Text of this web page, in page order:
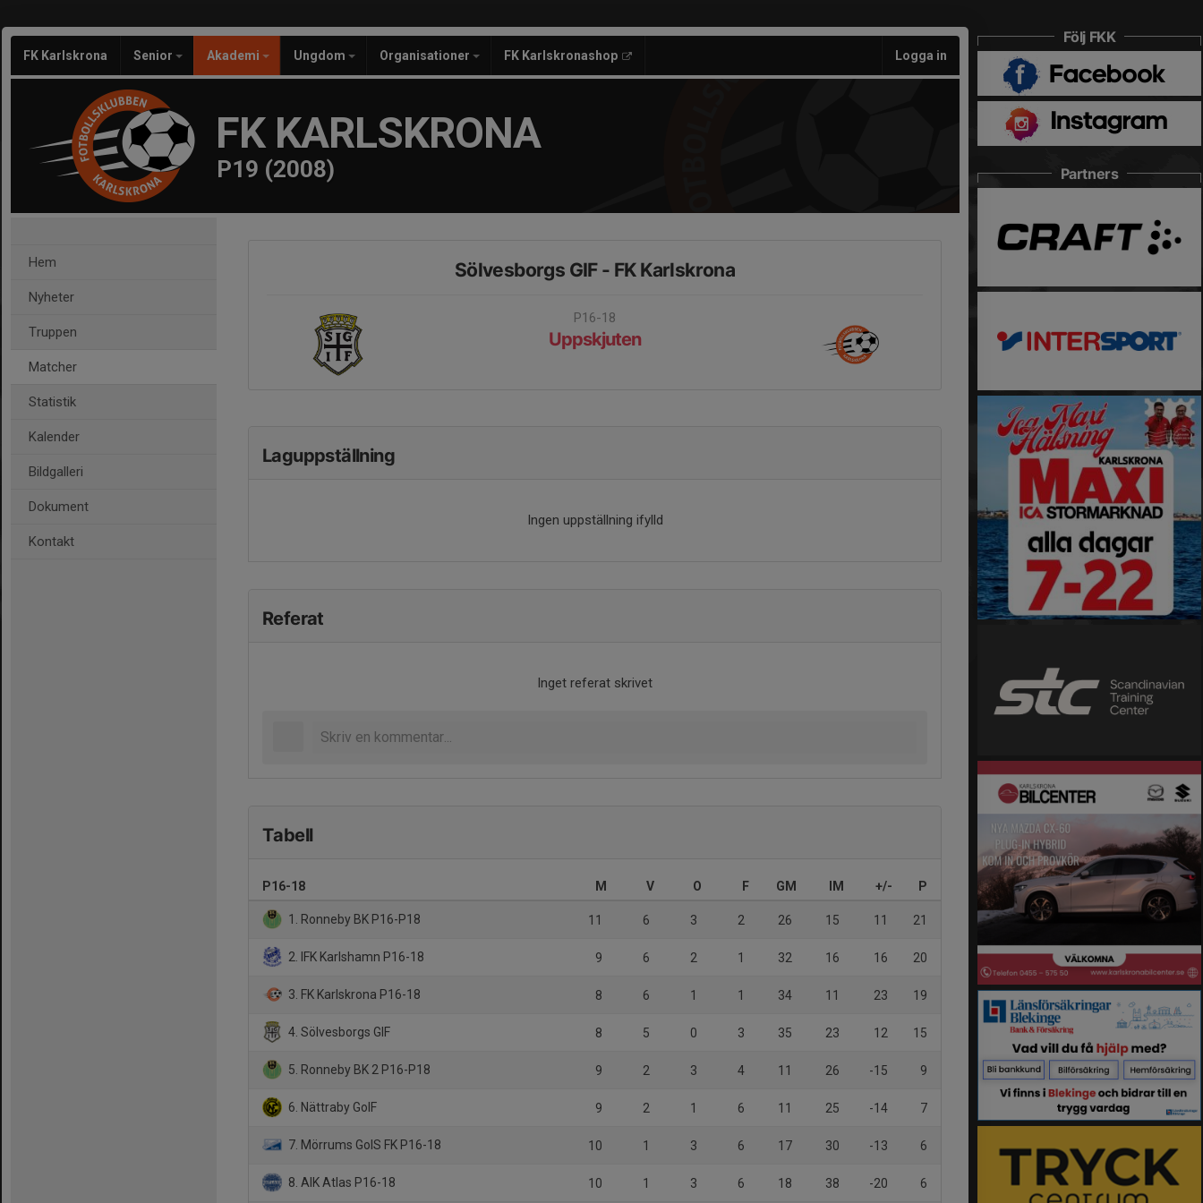
FK Karlskrona Senior Akademi Ungdom Organisationer FK Karlskronashop Logga in
FK KARLSKRONA
P19 (2008)
Hem
Nyheter
Truppen
Matcher
Statistik
Kalender
Bildgalleri
Dokument
Kontakt
Sölvesborgs GIF - FK Karlskrona
P16-18
Uppskjuten
Laguppställning
Ingen uppställning ifylld
Referat
Inget referat skrivet
Tabell
P16-18 M V O F GM IM +/- P
1. Ronneby BK P16-P18 11 6 3 2 26 15 11 21
2. IFK Karlshamn P16-18 9 6 2 1 32 16 16 20
3. FK Karlskrona P16-18 8 6 1 1 34 11 23 19
4. Sölvesborgs GIF 8 5 0 3 35 23 12 15
5. Ronneby BK 2 P16-P18 9 2 3 4 11 26 -15 9
6. Nättraby GoIF 9 2 1 6 11 25 -14 7
7. Mörrums GoIS FK P16-18 10 1 3 6 17 30 -13 6
8. AIK Atlas P16-18 10 1 3 6 18 38 -20 6
Följ FKK
Partners